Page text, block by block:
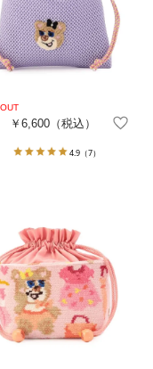
￥6,600（税込）
4.9（7）